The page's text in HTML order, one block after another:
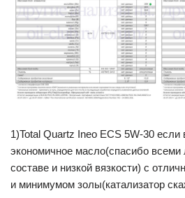
1)Total Quartz Ineo ECS 5W-30 если
экономичное масло(спасибо
составе и низкой вязкости) с
и минимумом золы(катализатор